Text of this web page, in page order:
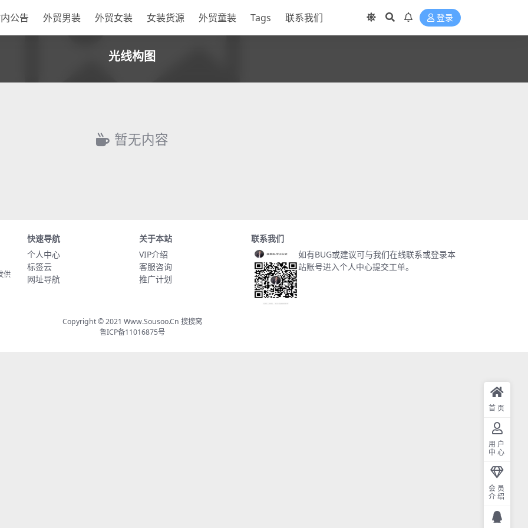
公告 外贸男装 外贸女装 女装货源 外贸童装 Tags 联系我们 登录
光线构图
暂无内容
供
快速导航
个人中心
标签云
网址导航
关于本站
VIP介绍
客服咨询
推广计划
联系我们
如有BUG或建议可与我们在线联系或登录本
站账号进入个人中心提交工单。
Copyright © 2021 Www.Sousoo.Cn 搜搜窝
鲁ICP备11016875号
首页
用户
中心
会员
介绍